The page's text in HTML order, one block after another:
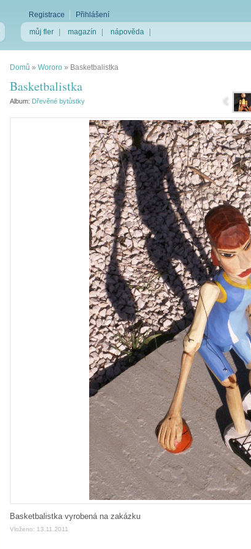
Registrace
Přihlášení
můj fler
magazín nápověda
Domů » Wororo » Basketbalistka
Basketbalistka
Album: Dřevěné bytůstky
Basketbalistka vyrobená na zakázku
Vloženo: 13.11.2011